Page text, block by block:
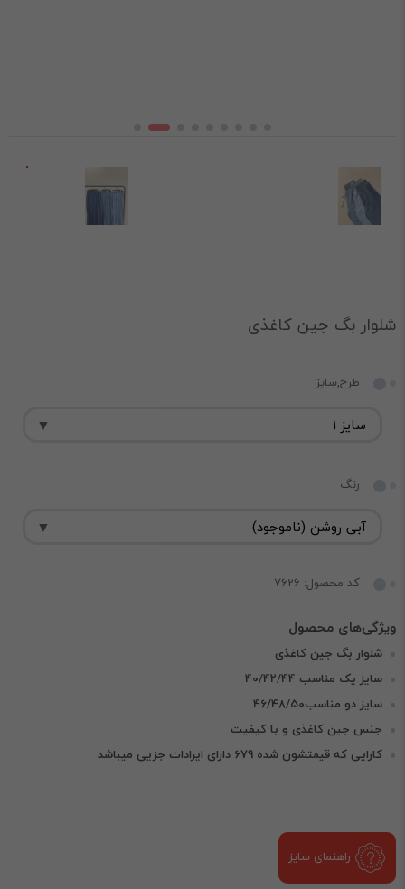
شلوار بگ جین کاغذی
طرح,سایز
رنگ
کد محصول: 7626
شلوار بگ جین کاغذی
سایز یک مناسب 40/42/44
سایز دو مناسب46/48/50
جنس جین کاغذی و با کیفیت
کارایی که قیمتشون شده 679 دارای ایرادات جزیی میباشد
راهنمای سایز